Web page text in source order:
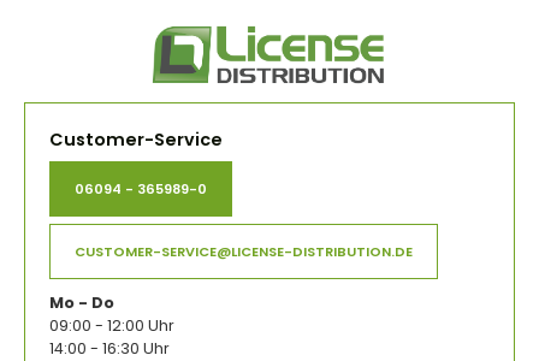
Customer-Service
06094 - 365989-0
CUSTOMER-SERVICE@LICENSE-DISTRIBUTION.DE
Mo - Do
09:00 - 12:00 Uhr
14:00 - 16:30 Uhr